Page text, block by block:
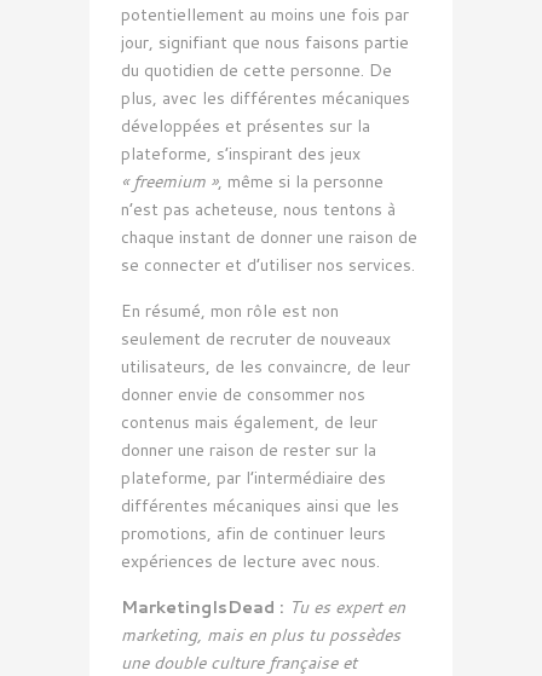
potentiellement au moins une fois par
jour, signifiant que nous faisons partie
du quotidien de cette personne. De
plus, avec les différentes mécaniques
développées et présentes sur la
plateforme, s’inspirant des jeux
« freemium », même si la personne
n’est pas acheteuse, nous tentons à
chaque instant de donner une raison de
se connecter et d’utiliser nos services.
En résumé, mon rôle est non
seulement de recruter de nouveaux
utilisateurs, de les convaincre, de leur
donner envie de consommer nos
contenus mais également, de leur
donner une raison de rester sur la
plateforme, par l’intermédiaire des
différentes mécaniques ainsi que les
promotions, afin de continuer leurs
expériences de lecture avec nous.
MarketingIsDead : Tu es expert en
marketing, mais en plus tu possèdes
une double culture française et